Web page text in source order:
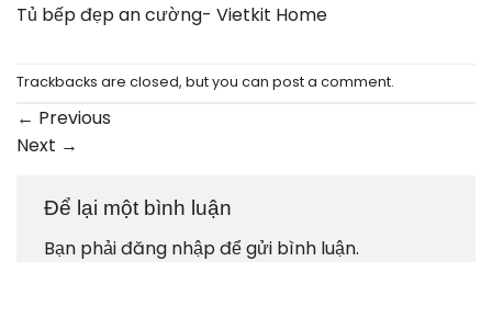
Tủ bếp đẹp an cường- Vietkit Home
Trackbacks are closed, but you can post a comment.
← Previous
Next →
Để lại một bình luận
Bạn phảiđăng nhậpđể gửi bình luận.